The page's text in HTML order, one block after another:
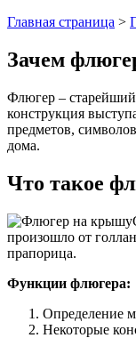
Главная страница >
Зачем
Флюгер – старейший
конструкция
предметов,
дома.
Что такое
произошло от
прапорица.
Функции флюгера:
Определение
Некоторые